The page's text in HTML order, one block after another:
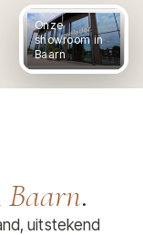
Onze
showroom in
Baarn
Baarn.
uitstekend